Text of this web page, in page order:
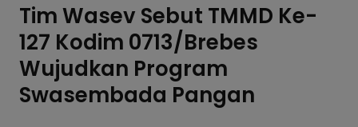
Tim Wasev Sebut TMMD Ke-
127 Kodim 0713/Brebes
Wujudkan Program
Swasembada Pangan